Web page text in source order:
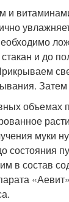
и
и до
объемах
муки
состояния
в состав